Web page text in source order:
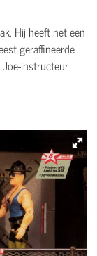
Hij heeft net een
geraffineerde
Joe-instructeur